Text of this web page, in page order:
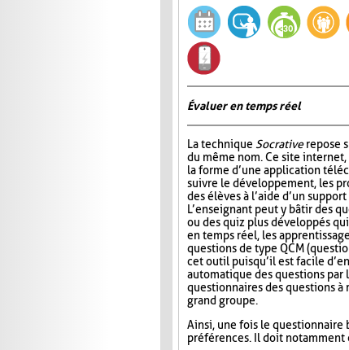
Évaluer en temps réel
La technique Socrativerepose
du même nom. Ce site
la forme d’une application
suivre le développement, les
des élèves à l’aide d’un
L’enseignant peut y bâtir des
ou des quiz plus développés
en temps réel, les
questions de type QCM
cet outil puisqu’il est facile
automatique des questions par
questionnaires des questions à
grand groupe.
Ainsi, une fois le questionnaire
préférences. Il doit notamment